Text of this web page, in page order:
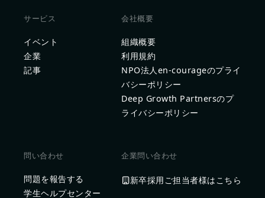
サービス
イベント
企業
記事
会社概要
組織概要
利用規約
NPO法人en-courageのプライ
バシーポリシー
Deep Growth Partnersのプ
ライバシーポリシー
問い合わせ
問題を報告する
学生ヘルプセンター
企業問い合わせ
新卒採用ご担当者様はこちら